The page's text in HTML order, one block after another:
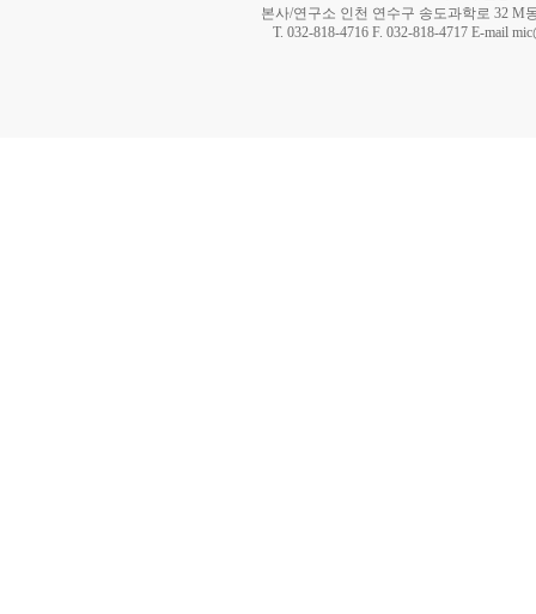
본사/연구소 인천 연수구 송도과학로 32 M
T. 032-818-4716 F. 032-818-4717 E-mail